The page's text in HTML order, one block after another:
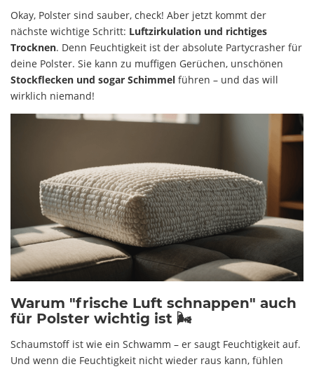
Okay, Polster sind sauber, check! Aber jetzt kommt der
nächste wichtige Schritt: Luftzirkulation und richtiges
Trocknen. Denn Feuchtigkeit ist der absolute Partycrasher für
deine Polster. Sie kann zu muffigen Gerüchen, unschönen
Stockflecken und sogar Schimmel führen – und das will
wirklich niemand!
Warum "frische Luft schnappen" auch
für Polster wichtig ist 🌬️
Schaumstoff ist wie ein Schwamm – er saugt Feuchtigkeit auf.
Und wenn die Feuchtigkeit nicht wieder raus kann, fühlen